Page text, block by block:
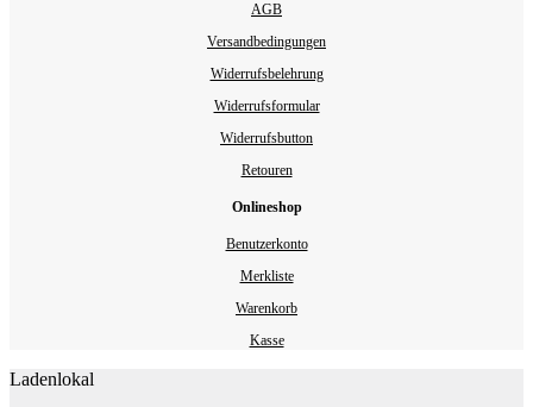
AGB
Versandbedingungen
Widerrufsbelehrung
Widerrufsformular
Widerrufsbutton
Retouren
Onlineshop
Benutzerkonto
Merkliste
Warenkorb
Kasse
Ladenlokal